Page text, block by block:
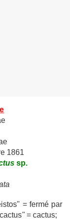
1861
sp.
= fermé par
cactus"= cactus;